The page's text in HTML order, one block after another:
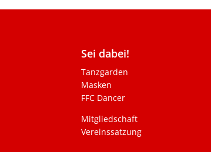
Sei dabei!
Tanzgarden
Masken
FFC Dancer
Mitgliedschaft
Vereinssatzung